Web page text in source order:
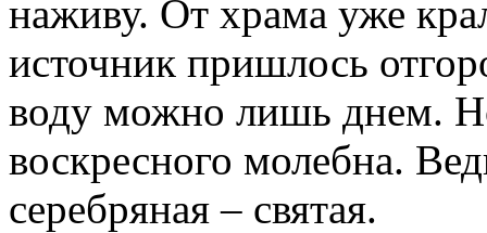
наживу. От храма уже
источник пришлось
воду можно лишь днем.
воскресного молебна.
серебряная – святая.